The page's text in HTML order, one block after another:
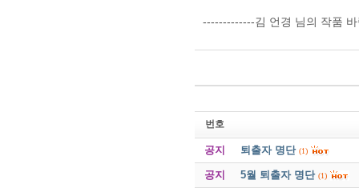
-------------김 언경 님의 작품
번호
공지 퇴출자 명단 (1)
공지 5월 퇴출자 명단 (1)